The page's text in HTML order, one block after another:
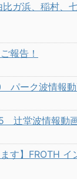
浜、稲村、七
報告！
パーク波情報
辻堂波情報動
ます】FROTH